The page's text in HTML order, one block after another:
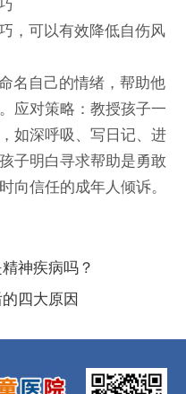
，可以有效降低自伤风
名自己的情绪，帮助他
应对策略：教授孩子一
如深呼吸、写日记、进
子明白寻求帮助是勇敢
向信任的成年人倾诉。
神疾病吗？
四大原因